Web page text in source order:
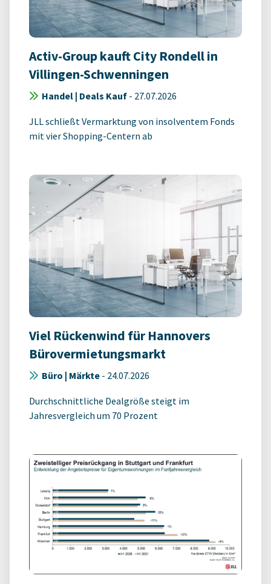
Activ-Group kauft City Rondell in
Villingen-Schwenningen
Handel | Deals Kauf - 27.07.2026
JLL schließt Vermarktung von insolventem Fonds
mit vier Shopping-Centern ab
Viel Rückenwind für Hannovers
Bürovermietungsmarkt
Büro | Märkte - 24.07.2026
Durchschnittliche Dealgröße steigt im
Jahresvergleich um 70 Prozent